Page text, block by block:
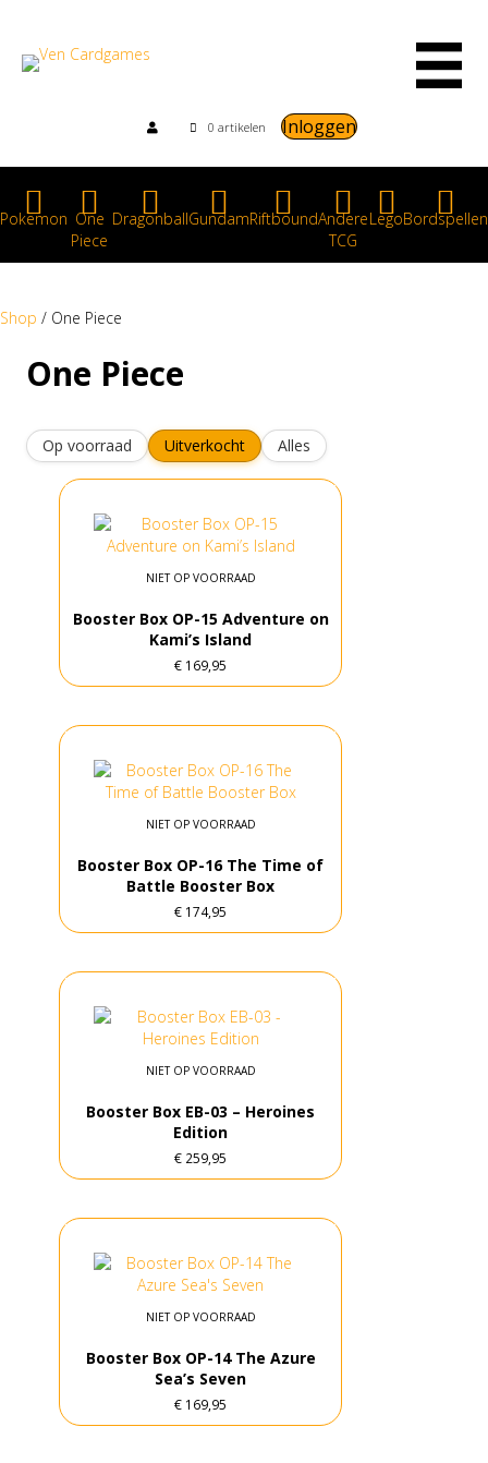
0 artikelen Inloggen
Pokemon One
Piece
DragonballGundamRiftboundAndere
TCG
LegoBordspellen
Shop / One Piece
One Piece
Op voorraad Uitverkocht Alles
NIET OP VOORRAAD
Booster Box OP-15 Adventure on
Kami’s Island
€ 169,95
NIET OP VOORRAAD
Booster Box OP-16 The Time of
Battle Booster Box
€ 174,95
NIET OP VOORRAAD
Booster Box EB-03 – Heroines
Edition
€ 259,95
NIET OP VOORRAAD
Booster Box OP-14 The Azure
Sea’s Seven
€ 169,95